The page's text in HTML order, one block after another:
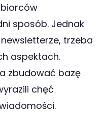
sposób. Jednak
trzeba
aspektach.
zbudować bazę
chęć